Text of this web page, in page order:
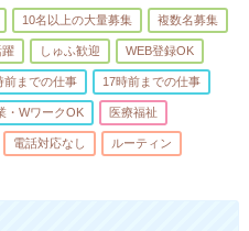
10名以上の大量募集 複数名募集
しゅふ歓迎 WEB登録OK
前までの仕事 17時前までの仕事
・WワークOK 医療福祉
電話対応なし ルーティン